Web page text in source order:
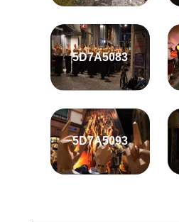
5D7A5083
5D7A5093